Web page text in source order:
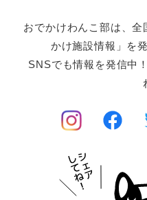
おでかけわんこ部は、
かけ施設情報」を
SNSでも情報を発信中